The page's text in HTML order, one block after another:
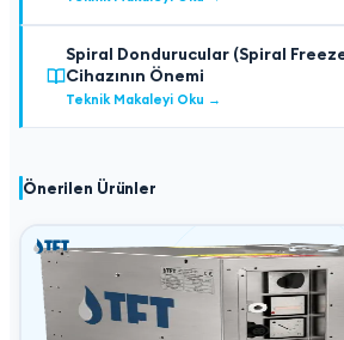
Spiral Dondurucular (Spiral
Cihazının Önemi
Teknik Makaleyi Oku →
Önerilen Ürünler